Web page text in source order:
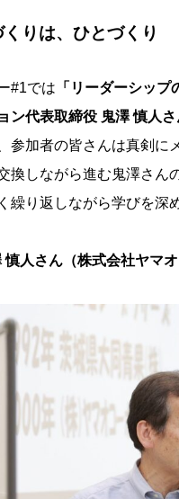
くりは、ひとづくり
#1では 「リーダーシッ
ン代表取締役 鬼澤 慎人さ
参加者の皆さんは真剣に
換しながら進む鬼澤さん
繰り返しながら学びを深
慎人さん（株式会社ヤマ